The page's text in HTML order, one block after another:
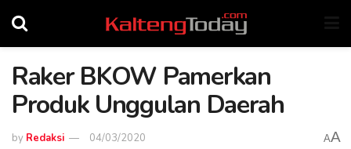
Raker BKOW Pamerkan
Produk Unggulan Daerah
by Redaksi 04/03/2020 AA